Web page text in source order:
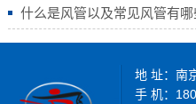
什么是风管以及常见风管有
地 址：南
手 机：